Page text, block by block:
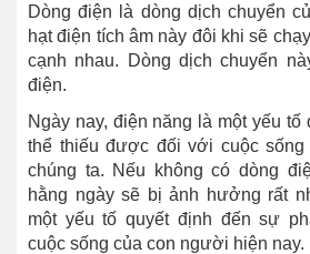
Dòng điện là dòng dịch chuyển
hạt điện tích âm này đôi khi sẽ
cạnh nhau. Dòng dịch chuyển
điện.
Ngày nay, điện năng là một yếu tố
thể thiếu được đối với cuộc sống
chúng ta. Nếu không có dòng
hằng ngày sẽ bị ảnh hưởng rất
một yếu tố quyết định đến sự
cuộc sống của con người hiện nay.